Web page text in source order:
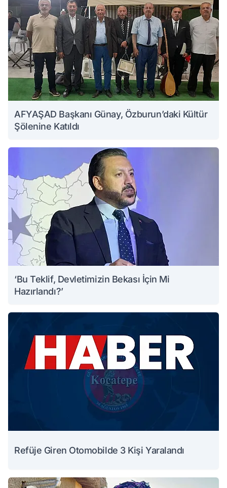
AFYAŞAD Başkanı Günay, Özburun’daki Kültür
Şölenine Katıldı
‘Bu Teklif, Devletimizin Bekası İçin Mi
Hazırlandı?’
Refüje Giren Otomobilde 3 Kişi Yaralandı